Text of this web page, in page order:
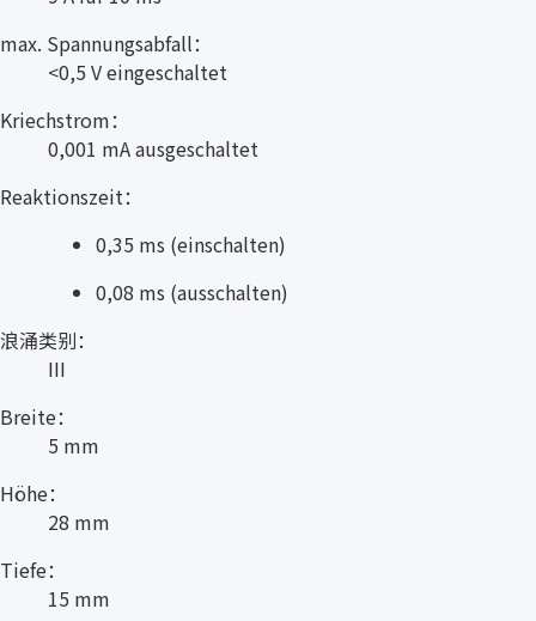
max. Spannungsabfall：
<0,5 V eingeschaltet
Kriechstrom：
0,001 mA ausgeschaltet
Reaktionszeit：
0,35 ms (einschalten)
0,08 ms (ausschalten)
浪涌类别：
III
Breite：
5 mm
Höhe：
28 mm
Tiefe：
15 mm